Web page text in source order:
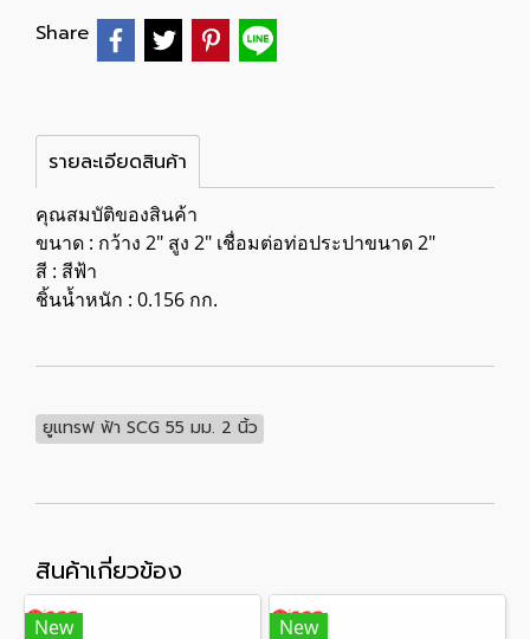
Share
รายละเอียดสินค้า
คุณสมบัติของสินค้า
ขนาด : กว้าง 2" สูง 2" เชื่อมต่อท่อประปาขนาด 2"
สี : สีฟ้า
ชิ้นน้ำหนัก : 0.156 กก.
ยูแทรฟ ฟ้า SCG 55 มม. 2 นิ้ว
สินค้าเกี่ยวข้อง
New New